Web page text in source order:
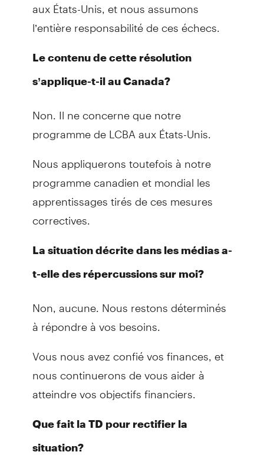
l’entière responsabilité de ces échecs.
Le contenu de cette résolution
s’applique-t-il au Canada?
Non. Il ne concerne que notre
programme de LCBA aux États-Unis.
Nous appliquerons toutefois à notre
programme canadien et mondial les
apprentissages tirés de ces mesures
correctives.
La situation décrite dans les médias a-
t-elle des répercussions sur moi?
Non, aucune. Nous restons déterminés
à répondre à vos besoins.
Vous nous avez confié vos finances, et
nous continuerons de vous aider à
atteindre vos objectifs financiers.
Que fait la TD pour rectifier la
situation?